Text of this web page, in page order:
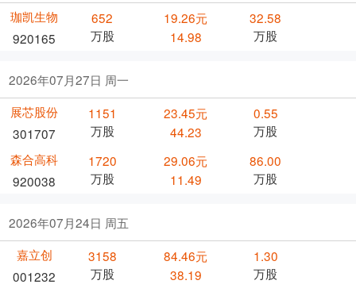
珈凯生物
920165
652
万股
19.26元
14.98
32.58
万股
2026年07月27日 周一
展芯股份
301707
1151
万股
23.45元
44.23
0.55
万股
森合高科
920038
1720
万股
29.06元
11.49
86.00
万股
2026年07月24日 周五
嘉立创
001232
3158
万股
84.46元
38.19
1.30
万股